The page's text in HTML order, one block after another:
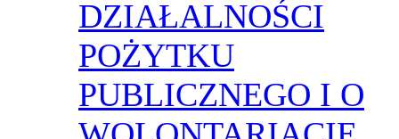
DZIAŁALNOŚCI
POŻYTKU
PUBLICZNEGO I O